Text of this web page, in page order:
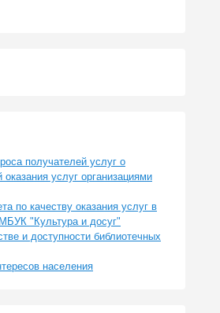
получателей услуг о
оказания услуг организациями
по качеству оказания услуг в
"Культура и досуг"
и доступности библиотечных
населения